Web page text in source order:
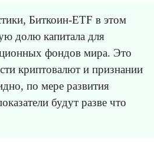
Биткоин-ETF в этом
долю капитала для
фондов мира. Это
криптовалют и признании
по мере развития
будут разве что